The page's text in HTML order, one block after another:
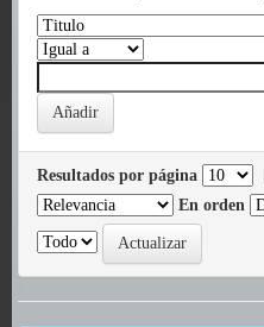
Resultados por página
En orden